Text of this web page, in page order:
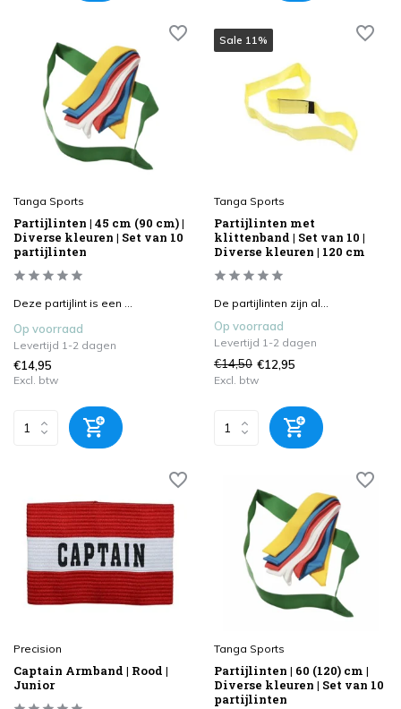
Tanga Sports
Partijlinten | 45 cm (90 cm) |
Diverse kleuren | Set van 10
partijlinten
Deze partijlint is een ...
Op voorraad
Levertijd 1-2 dagen
€14,95
Excl. btw
Sale 11%
Tanga Sports
Partijlinten met
klittenband | Set van 10 |
Diverse kleuren | 120 cm
De partijlinten zijn al...
Op voorraad
Levertijd 1-2 dagen
€14,50 €12,95
Excl. btw
Precision
Captain Armband | Rood |
Junior
Tanga Sports
Partijlinten | 60 (120) cm |
Diverse kleuren | Set van 10
partijlinten